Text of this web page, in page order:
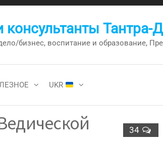
бизнес, воспитание и образование,
UKR
34